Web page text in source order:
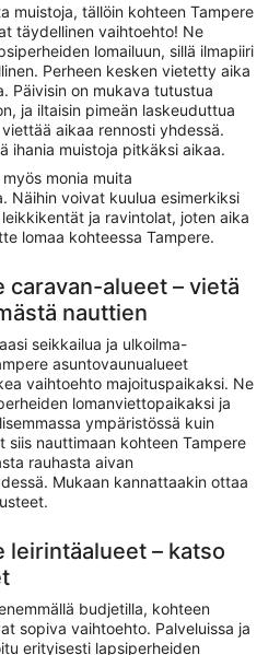
muistoja, tällöin kohteen Tampere
täydellinen vaihtoehto! Ne
lomailuun, sillä ilmapiiri
Perheen kesken vietetty aika
Päivisin on mukava tutustua
ja iltaisin pimeän laskeuduttua
aikaa rennosti yhdessä.
ihania muistoja pitkäksi aikaa.
monia muita
Näihin voivat kuulua esimerkiksi
ja ravintolat, joten aika
lomaa kohteessa Tampere.
caravan-alueet – vietä
nauttien
seikkailua ja ulkoilma-
asuntovaunualueet
vaihtoehto majoituspaikaksi. Ne
lomanviettopaikaksi ja
ympäristössä kuin
siis nauttimaan kohteen Tampere
rauhasta aivan
Mukaan kannattaakin ottaa
leirintäalueet – katso
budjetilla, kohteen
sopiva vaihtoehto. Palveluissa ja
erityisesti lapsiperheiden